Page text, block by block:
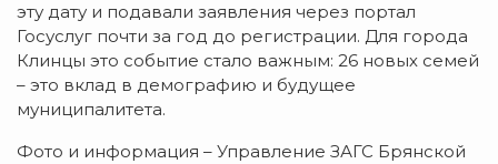
эту дату и подавали заявления через портал
Госуслуг почти за год до регистрации. Для города
Клинцы это событие стало важным: 26 новых семей
– это вклад в демографию и будущее
муниципалитета.
Фото и информация – Управление ЗАГС Брянской